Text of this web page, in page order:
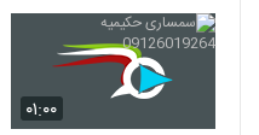
۰۱:۰۰